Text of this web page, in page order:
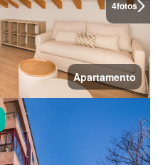
4fotos
Apartamento